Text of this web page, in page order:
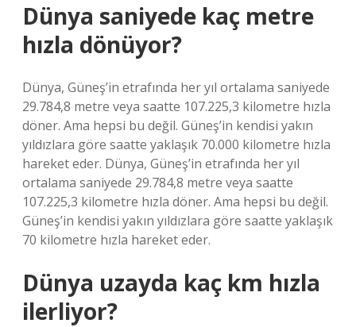
Dünya saniyede kaç metre
hızla dönüyor?
Dünya, Güneş’in etrafında her yıl ortalama saniyede
29.784,8 metre veya saatte 107.225,3 kilometre hızla
döner. Ama hepsi bu değil. Güneş’in kendisi yakın
yıldızlara göre saatte yaklaşık 70.000 kilometre hızla
hareket eder. Dünya, Güneş’in etrafında her yıl
ortalama saniyede 29.784,8 metre veya saatte
107.225,3 kilometre hızla döner. Ama hepsi bu değil.
Güneş’in kendisi yakın yıldızlara göre saatte yaklaşık
70 kilometre hızla hareket eder.
Dünya uzayda kaç km hızla
ilerliyor?